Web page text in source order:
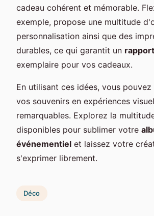
cadeau cohérent et mémorable.
exemple, propose une multitude
personnalisation ainsi que des
durables, ce qui garantit un
exemplaire pour vos cadeaux.
En utilisant ces idées, vous
vos souvenirs en expériences
remarquables. Explorez la
disponibles pour sublimer votre
événementiel et laissez votre
s'exprimer librement.
Déco